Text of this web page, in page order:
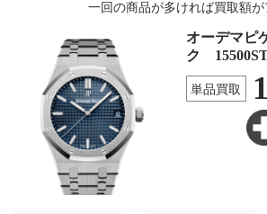
一回の商品が多ければ買取額が
オーデマピ
ク
単品買取